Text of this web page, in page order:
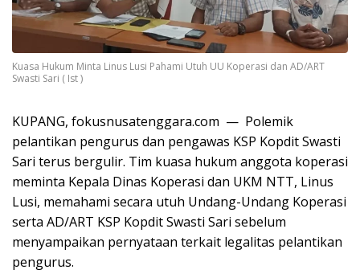
Kuasa Hukum Minta Linus Lusi Pahami Utuh UU Koperasi dan AD/ART
Swasti Sari ( Ist )
KUPANG, fokusnusatenggara.com — Polemik
pelantikan pengurus dan pengawas KSP Kopdit Swasti
Sari terus bergulir. Tim kuasa hukum anggota koperasi
meminta Kepala Dinas Koperasi dan UKM NTT, Linus
Lusi, memahami secara utuh Undang-Undang Koperasi
serta AD/ART KSP Kopdit Swasti Sari sebelum
menyampaikan pernyataan terkait legalitas pelantikan
pengurus.